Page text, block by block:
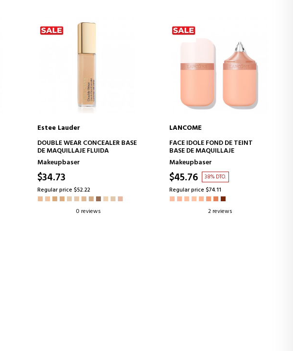
ADD TO CART
Estee Lauder
DOUBLE WEAR CONCEALER BASE
DE MAQUILLAJE FLUIDA
Makeupbaser
$34.73
Regular price $52.22
0 reviews
ADD TO CART
LANCOME
FACE IDOLE FOND DE TEINT
BASE DE MAQUILLAJE
Makeupbaser
$45.76 38% DTO.
Regular price $74.11
2 reviews